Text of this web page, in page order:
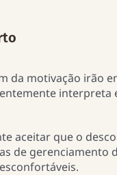
da motivação irão
interpreta
aceitar que o
de gerenciamento